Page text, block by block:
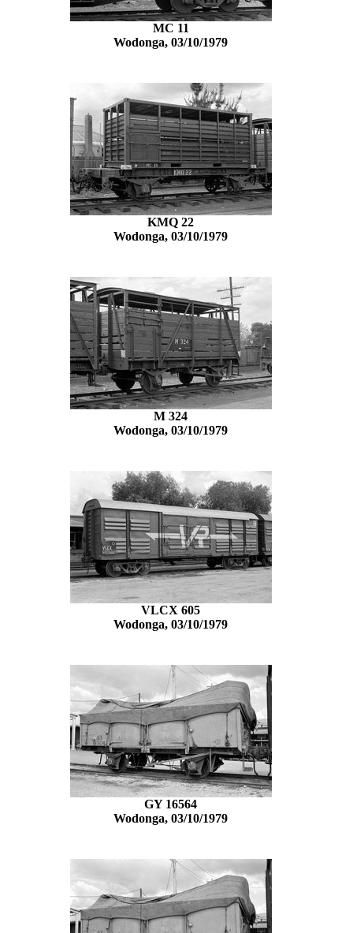
MC 11
Wodonga, 03/10/1979
KMQ 22
Wodonga, 03/10/1979
M 324
Wodonga, 03/10/1979
VLCX 605
Wodonga, 03/10/1979
GY 16564
Wodonga, 03/10/1979